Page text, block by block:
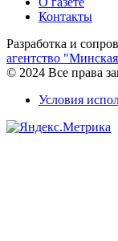
Контакты
Разработка и
агентство
© 2024 Все права
Условия